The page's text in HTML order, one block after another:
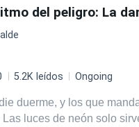
muda quando Noah
O que começa como
transforma-se em uma
parar a dança.
5.2K leídos Ongoing
duerme, y los que
luces de neón solo